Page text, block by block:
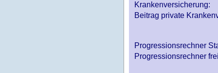
Krankenversicherung:
Beitrag private
Progressionsrechner
Progressionsrechner